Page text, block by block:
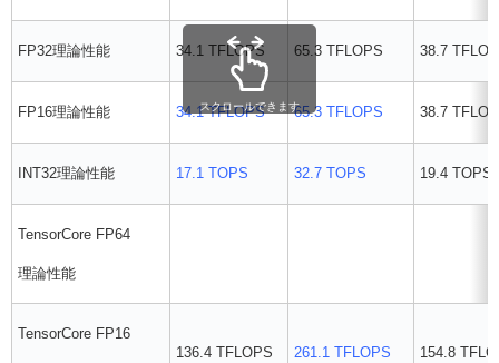
FP32理論性能 34.1 TFLOPS 65.3 TFLOPS 38.7
FP16理論性能 34.1 TFLOPS 65.3 TFLOPS 38.7
INT32理論性能 17.1 TOPS 32.7 TOPS 19.4 TOPS
TensorCore FP64
理論性能
TensorCore FP16
136.4 TFLOPS 261.1 TFLOPS 154.8
スクロールできます